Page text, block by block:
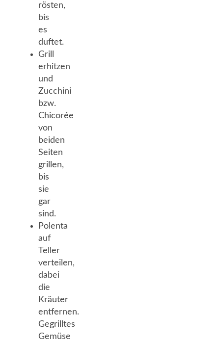
rösten,
bis
es
duftet.
Grill
erhitzen
und
Zucchini
bzw.
Chicorée
von
beiden
Seiten
grillen,
bis
sie
gar
sind.
Polenta
auf
Teller
verteilen,
dabei
die
Kräuter
entfernen.
Gegrilltes
Gemüse